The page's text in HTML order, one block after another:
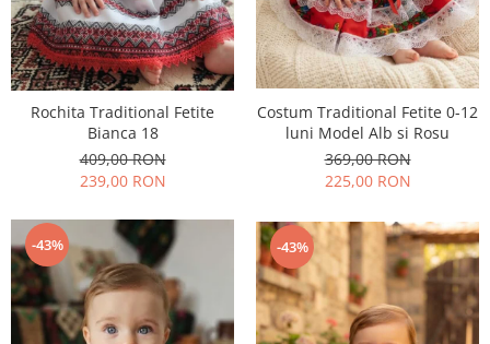
Rochita Traditional Fetite
Bianca 18
409,00 RON
239,00 RON
Costum Traditional Fetite 0-12
luni Model Alb si Rosu
369,00 RON
225,00 RON
-43% -43%